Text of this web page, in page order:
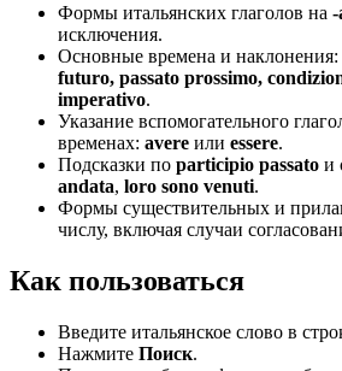
Формы итальянских глаголов на -
исключения.
Основные времена и наклонения:
futuro, passato prossimo,
imperativo.
Указание вспомогательного
временах: avere или essere.
Подсказки по participio passato и
andata, loro sono venuti.
Формы существительных и
числу, включая случаи
Как пользоваться
Введите итальянское слово в
Нажмите Поиск.